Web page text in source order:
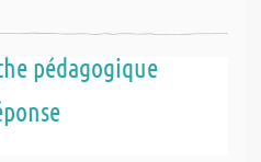
pédagogique